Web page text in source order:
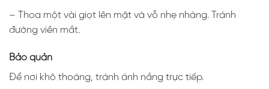
– Thoa một vài giọt lên mặt và vỗ nhẹ nhàng. Tránh
đường viền mắt.
Bảo quản
Để nơi khô thoáng, tránh ánh nắng trực tiếp.